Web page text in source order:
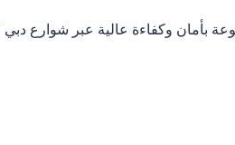
بأمان وكفاءة عالية عبر شوارع دبي